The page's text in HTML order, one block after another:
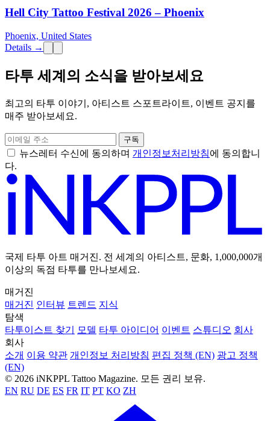
Hell City Tattoo Festival 2026 – Phoenix
Phoenix, United States
Details →
타투 세계의 소식을 받아보세요
최고의 타투 이야기, 아티스트 스포트라이트, 이벤트 공지를
매주 받아보세요.
구독
뉴스레터 수신에 동의하며 개인정보처리방침에 동의합니
다.
국제 타투 아트 매거진. 전 세계의 아티스트, 문화, 1,000,000개
이상의 독점 타투를 만나보세요.
매거진
매거진 인터뷰 트렌드 지식
탐색
타투이스트 찾기
모델 타투 아이디어 이벤트 스튜디오 회사
회사
소개 이용 약관 개인정보 처리방침 편집 정책 (EN) 광고 정책
(EN)
© 2026 iNKPPL Tattoo Magazine. 모든 권리 보유.
EN RU DE ES FR IT PT KO ZH